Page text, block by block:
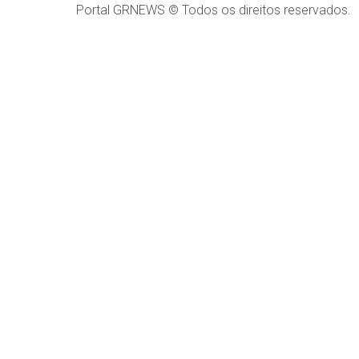
Portal GRNEWS © Todos os direitos reservados.